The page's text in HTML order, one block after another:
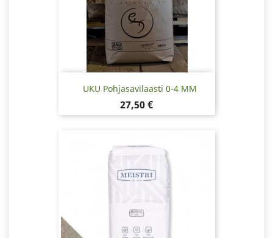
UKU Pohjasavilaasti 0-4 MM
Hinta
27,50 €